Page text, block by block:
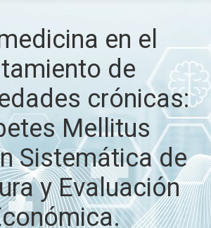
en el
de
crónicas:
Mellitus
Sistemática de
y Evaluación